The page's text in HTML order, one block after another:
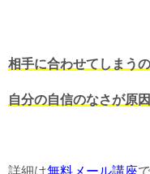
相手に合わせてしまうの
自分の自信のなさが原因
詳細は無料メール講座